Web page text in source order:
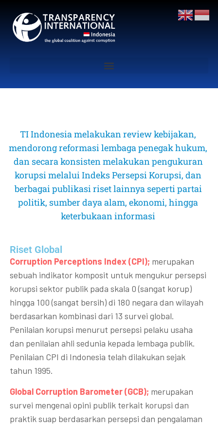
TI Indonesia melakukan review kebijakan,
mendorong reformasi lembaga penegak hukum,
dan secara konsisten melakukan pengukuran
korupsi melalui Indeks Persepsi Korupsi, dan
berbagai publikasi riset lainnya seperti partai
politik, sumber daya alam, ekonomi, hingga
keterbukaan informasi
Riset Global​
Corruption Perceptions Index (CPI); merupakan
sebuah indikator komposit untuk mengukur persepsi
korupsi sektor publik pada skala 0 (sangat korup)
hingga 100 (sangat bersih) di 180 negara dan wilayah
berdasarkan kombinasi dari 13 survei global.
Penilaian korupsi menurut persepsi pelaku usaha
dan penilaian ahli sedunia kepada lembaga publik.
Penilaian CPI di Indonesia telah dilakukan sejak
tahun 1995.
Global Corruption Barometer (GCB); merupakan
survei mengenai opini publik terkait korupsi dan
praktik suap berdasarkan persepsi dan pengalaman